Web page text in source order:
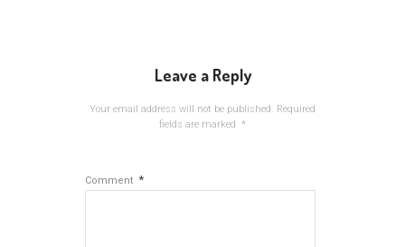
Leave a Reply
Your email address will not be published. Required
fields are marked *
Comment *